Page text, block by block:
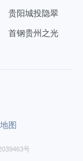
贵阳城投隐翠
首钢贵州之光
图
号